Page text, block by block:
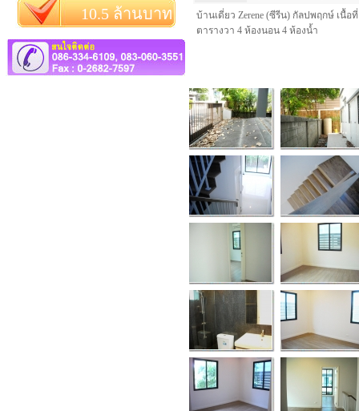
10.5 ล้านบาท
บ้านเดี่ยว Zerene (ซีรีน) กัลปพฤกษ์ เนื้อที่
ตารางวา 4 ห้องนอน 4 ห้องน้ำ